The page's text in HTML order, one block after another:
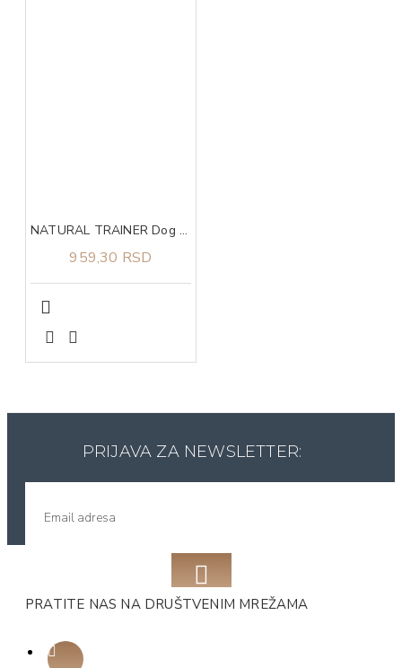
NATURAL TRAINER Dog sa svežom piletinom za štence i mlade pse malih rasa 800g
959,30 RSD
PRIJAVA ZA NEWSLETTER:
PRATITE NAS NA DRUŠTVENIM MREŽAMA